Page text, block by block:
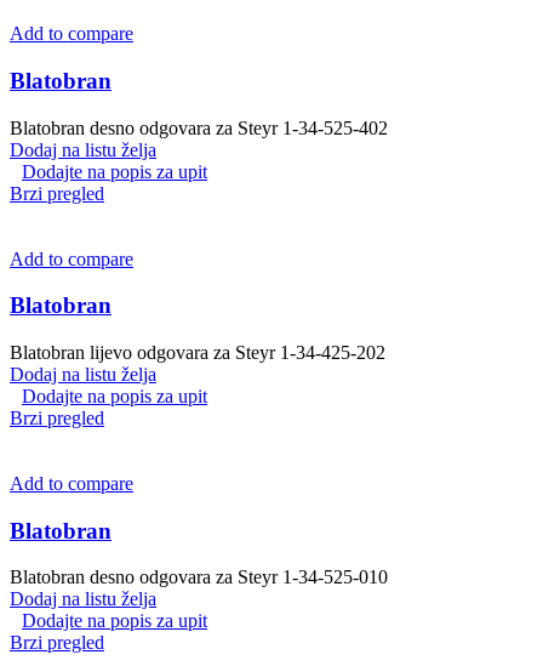
Add to compare
Blatobran
Blatobran desno odgovara za Steyr 1-34-525-402
Dodaj na listu želja
Dodajte na popis za upit
Brzi pregled
Add to compare
Blatobran
Blatobran lijevo odgovara za Steyr 1-34-425-202
Dodaj na listu želja
Dodajte na popis za upit
Brzi pregled
Add to compare
Blatobran
Blatobran desno odgovara za Steyr 1-34-525-010
Dodaj na listu želja
Dodajte na popis za upit
Brzi pregled